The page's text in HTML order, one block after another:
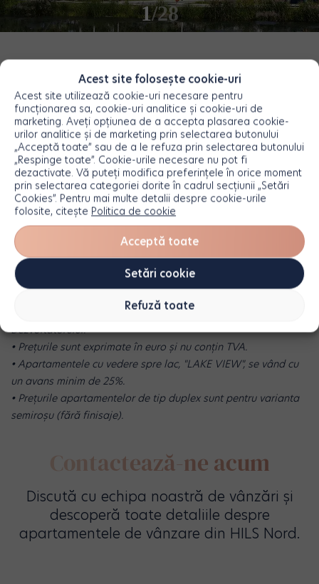
Acest site folosește cookie-uri
Acest site utilizează cookie-uri necesare pentru
funcționarea sa, cookie-uri analitice și cookie-uri de
marketing. Aveți opțiunea de a accepta plasarea cookie-
urilor analitice și de marketing prin selectarea butonului
„Acceptă toate” sau de a le refuza prin selectarea butonului
„Respinge toate”. Cookie-urile necesare nu pot fi
dezactivate. Vă puteți modifica preferințele în orice moment
prin selectarea categoriei dorite în cadrul secțiunii „Setări
Cookies”. Pentru mai multe detalii despre cookie-urile
folosite, citește Politica de cookie
Acceptă toate
Refuză toate
Setări cookie
1/28
Orientareapartamente
• Informațiile și imaginile prezentate sunt elaborate în scop
exemplificativ și nu creează obligații contractuale.
Apartamentele se vând nemobilate și neutilate. Elementele de
evidențierea spațiului locativ și nu fac parte din oferta
Dezvoltatorului.
• Prețurile sunt exprimate în euro și nu conțin TVA.
• Apartamentele cu vedere spre lac, "LAKE VIEW", se vând cu
un avans minim de 25%.
• Prețurile apartamentelor de tip duplex sunt pentru varianta
semiroșu (fără finisaje).
Contactează-ne acum
Discută cu echipa noastră de vânzări și
descoperă toate detaliile despre
apartamentele de vânzare din HILS Nord.